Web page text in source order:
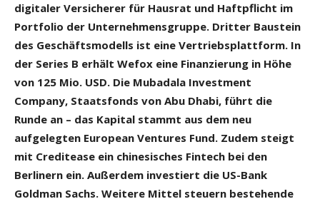
digitaler Versicherer für Hausrat und Haftpflicht im
Portfolio der Unternehmensgruppe. Dritter Baustein
des Geschäftsmodells ist eine Vertriebsplattform. In
der Series B erhält Wefox eine Finanzierung in Höhe
von 125 Mio. USD. Die Mubadala Investment
Company, Staatsfonds von Abu Dhabi, führt die
Runde an – das Kapital stammt aus dem neu
aufgelegten European Ventures Fund. Zudem steigt
mit Creditease ein chinesisches Fintech bei den
Berlinern ein. Außerdem investiert die US-Bank
Goldman Sachs. Weitere Mittel steuern bestehende